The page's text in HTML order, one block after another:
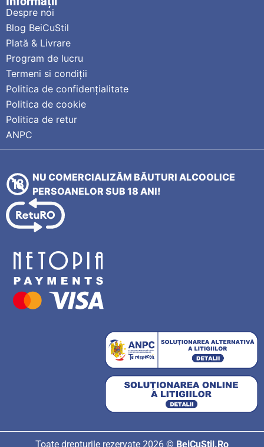
Despre noi
Blog BeiCuStil
Plată & Livrare
Program de lucru
Termeni si condiții
Politica de confidențialitate
Politica de cookie
Politica de retur
ANPC
NU COMERCIALIZĂM BĂUTURI ALCOOLICE
PERSOANELOR SUB 18 ANI!
Toate drepturile rezervate 2026 © BeiCuStil.Ro